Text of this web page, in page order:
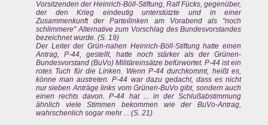
Vorsitzenden der Heinrich-Böll-Stiftung, Ralf Fücks, gegenüber,
der den Krieg eindeutig unterstützte und in einer
Zusammenkunft der Parteilinken am Vorabend als "noch
schlimmere" Alternative zum Vorschlag des Bundesvorstandes
bezeichnet wurde. (S. 19)
Der Leiter der Grün-nahen Heinrich-Böll-Stiftung hatte einen
Antrag, P-44, gestellt, hatte noch stärker als der Grünen-
Bundesvorstand (BuVo) Militäreinsätze befürwortet. P-44 ist ein
rotes Tuch für die Linken. Wenn P-44 durchkommt, heißt es,
könne man austreten. P-44 war dazu gedacht, dass es nicht
nur sieben Anträge links vom Grünen-BuVo gibt, sondern auch
einen rechts davon. P-44 hat ... in der Schlußabstimmung
ähnlich viele Stimmen bekommen wie der BuVo-Antrag,
wahrschenlich sogar mehr ... (S. 21)